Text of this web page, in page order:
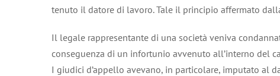
tenuto il datore di lavoro. Tale il principio affermato
Il legale rappresentante di una società veniva
conseguenza di un infortunio avvenuto all’interno del
I giudici d’appello avevano, in particolare, imputato al